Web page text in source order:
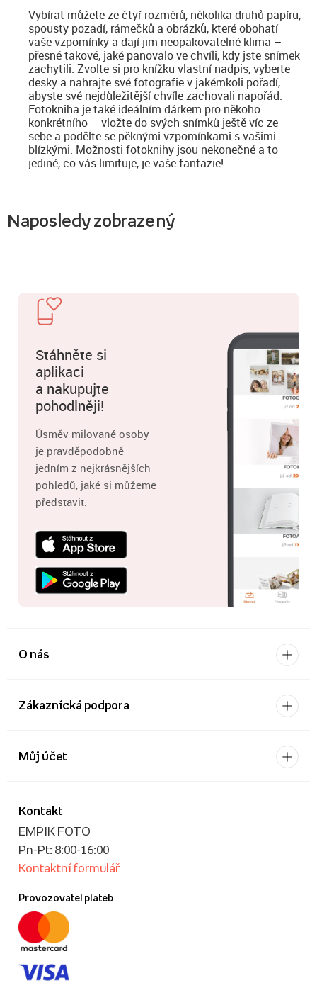
Vybírat můžete ze čtyř rozměrů, několika druhů papíru,
spousty pozadí, rámečků a obrázků, které obohatí
vaše vzpomínky a dají jim neopakovatelné klima –
přesné takové, jaké panovalo ve chvíli, kdy jste snímek
zachytili. Zvolte si pro knížku vlastní nadpis, vyberte
desky a nahrajte své fotografie v jakémkoli pořadí,
abyste své nejdůležitější chvíle zachovali napořád.
Fotokniha je také ideálním dárkem pro někoho
konkrétního – vložte do svých snímků ještě víc ze
sebe a podělte se pěknými vzpomínkami s vašimi
blízkými. Možnosti fotoknihy jsou nekonečné a to
jediné, co vás limituje, je vaše fantazie!
Naposledy zobrazený
Stáhněte si
aplikaci
a nakupujte
pohodlněji!
Úsměv milované osoby
je pravděpodobně
jedním z nejkrásnějších
pohledů, jaké si můžeme
představit.
O nás
Zákaznícká podpora
Kontakt
EMPIK FOTO
Pn-Pt: 8:00-16:00
Kontaktní formulář
Provozovatel plateb
Můj účet